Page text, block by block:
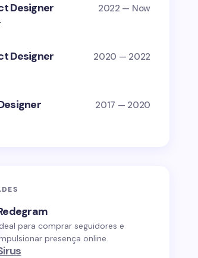
Designer 2022 — Now
Designer 2020 — 2022
2017 — 2020
para comprar seguidores e
presença online.